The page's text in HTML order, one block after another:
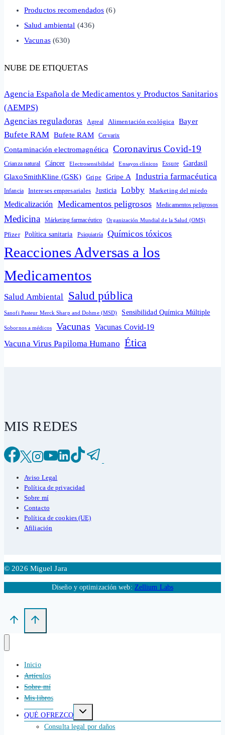
Productos recomendados (6)
Salud ambiental (436)
Vacunas(630)
NUBE DE ETIQUETAS
Agencia Española de Medicamentos y Productos Sanitarios
(AEMPS)
Agencias reguladoras
Agreal Alimentación ecológica Bayer
Bufete RAM Bufete RAM Cervarix
Contaminación electromagnética Coronavirus Covid-19
Crianza natural Cáncer Electrosensibilidad Ensayos clínicos Essure Gardasil
GlaxoSmithKline (GSK) Gripe Gripe A Industria farmacéutica
Infancia Intereses empresariales Justicia Lobby Marketing del miedo
Medicalización Medicamentos peligrosos Medicamentos peligrosos
Medicina Márketing farmacéutico Organización Mundial de la Salud (OMS)
Pfizer Política sanitaria Psiquiatría Químicos tóxicos
Reacciones Adversas a los
Medicamentos
Salud Ambiental Salud pública
Sanofi Pasteur Merck Sharp and Dohme (MSD) Sensibilidad Química Múltiple
Sobornos a médicos Vacunas Vacunas Covid-19
Vacuna Virus Papiloma Humano Ética
MIS REDES
Aviso Legal
Política de privacidad
Sobre mí
Contacto
Política de cookies (UE)
Afiliación
© 2026 Miguel Jara
Diseño y optimización web: Zellium Labs
Inicio
Artículos
Sobre mí
Mis libros
QUÉ OFREZCO
Alternar
hijo
Consulta legal por daños